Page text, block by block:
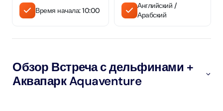
Время начала: 10:00
Английский /
Арабский
Обзор Встреча с дельфинами +
Аквапарк Aquaventure